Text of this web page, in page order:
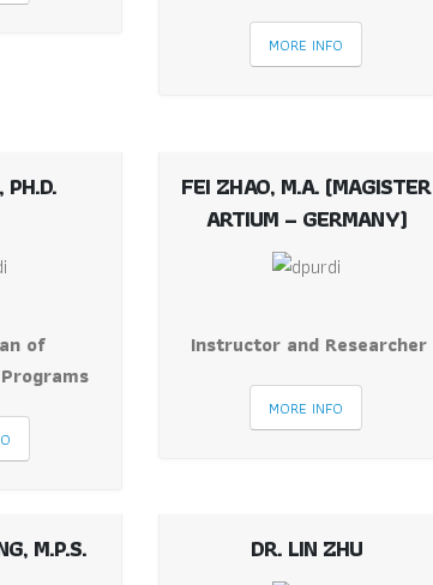
MORE INFO
of
FEI ZHAO, M.A. (MAGISTER
ARTIUM – GERMANY)
Instructor and Researcher
MORE INFO
M.P.S. DR. LIN ZHU